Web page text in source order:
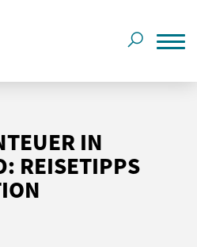
IN
REISETIPPS